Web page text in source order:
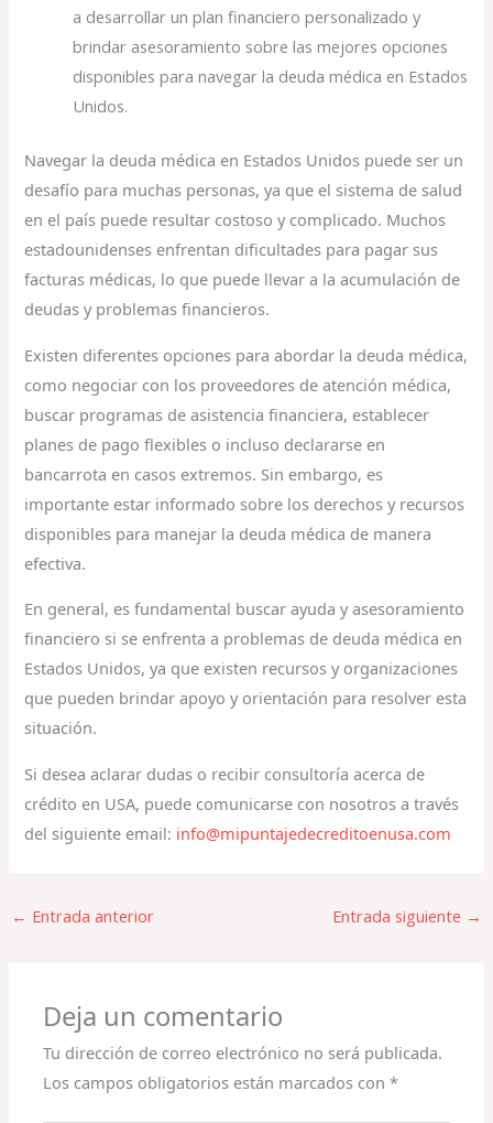
a desarrollar un plan financiero personalizado y
brindar asesoramiento sobre las mejores opciones
disponibles para navegar la deuda médica en Estados
Unidos.
Navegar la deuda médica en Estados Unidos puede ser un
desafío para muchas personas, ya que el sistema de salud
en el país puede resultar costoso y complicado. Muchos
estadounidenses enfrentan dificultades para pagar sus
facturas médicas, lo que puede llevar a la acumulación de
deudas y problemas financieros.
Existen diferentes opciones para abordar la deuda médica,
como negociar con los proveedores de atención médica,
buscar programas de asistencia financiera, establecer
planes de pago flexibles o incluso declararse en
bancarrota en casos extremos. Sin embargo, es
importante estar informado sobre los derechos y recursos
disponibles para manejar la deuda médica de manera
efectiva.
En general, es fundamental buscar ayuda y asesoramiento
financiero si se enfrenta a problemas de deuda médica en
Estados Unidos, ya que existen recursos y organizaciones
que pueden brindar apoyo y orientación para resolver esta
situación.
Si desea aclarar dudas o recibir consultoría acerca de
crédito en USA, puede comunicarse con nosotros a través
del siguiente email: info@mipuntajedecreditoenusa.com
← Entrada anterior Entrada siguiente →
Deja un comentario
Tu dirección de correo electrónico no será publicada.
Los campos obligatorios están marcados con*